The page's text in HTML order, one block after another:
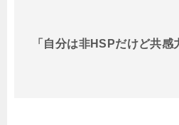
「自分は非HSPだけど共感